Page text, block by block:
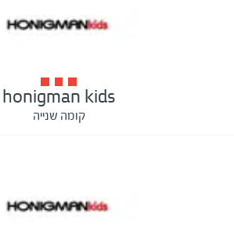
honigman kids
קומה שנייה